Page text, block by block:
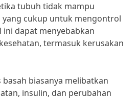
tubuh tidak mampu
cukup untuk mengontrol
ini dapat menyebabkan
termasuk kerusakan
biasanya melibatkan
insulin, dan perubahan